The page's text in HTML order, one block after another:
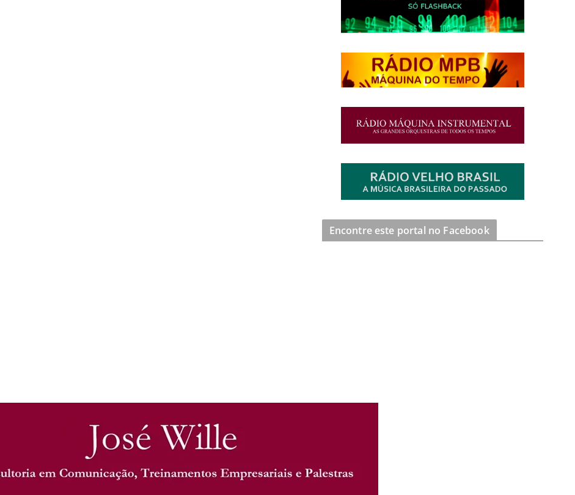
Encontre este portal no Facebook